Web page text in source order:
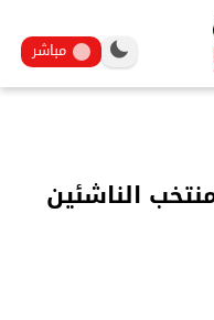
مباشر
الناشئين